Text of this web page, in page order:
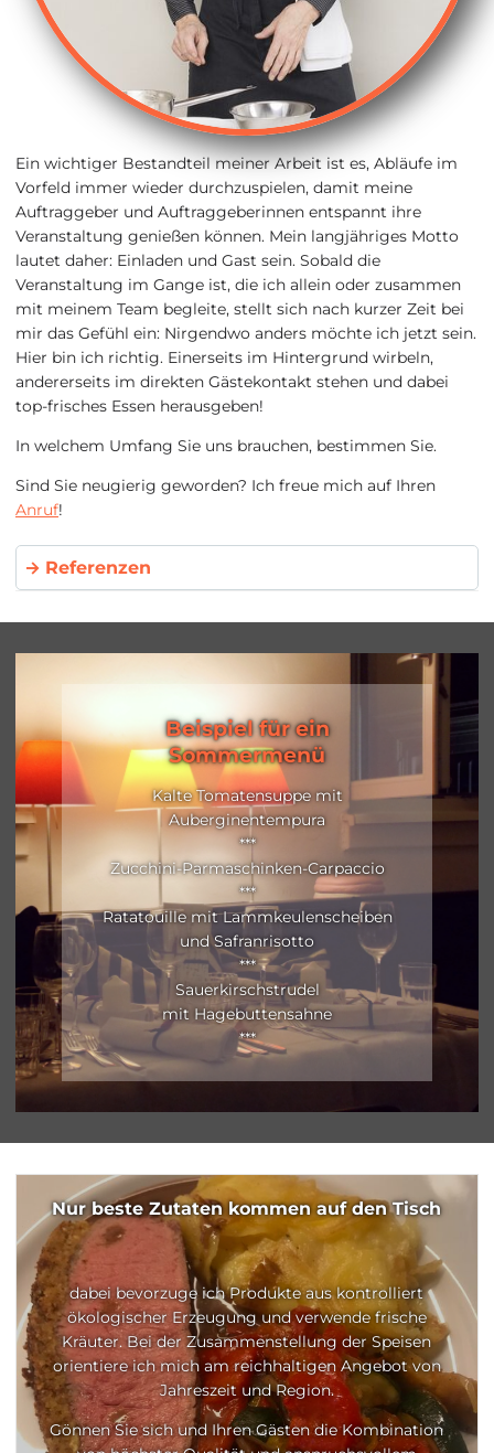
Ein wichtiger Bestandteil meiner Arbeit ist es, Abläufe im
Vorfeld immer wieder durchzuspielen, damit meine
Auftraggeber und Auftraggeberinnen entspannt ihre
Veranstaltung genießen können. Mein langjähriges Motto
lautet daher: Einladen und Gast sein. Sobald die
Veranstaltung im Gange ist, die ich allein oder zusammen
mit meinem Team begleite, stellt sich nach kurzer Zeit bei
mir das Gefühl ein: Nirgendwo anders möchte ich jetzt sein.
Hier bin ich richtig. Einerseits im Hintergrund wirbeln,
andererseits im direkten Gästekontakt stehen und dabei
top-frisches Essen herausgeben!
In welchem Umfang Sie uns brauchen, bestimmen Sie.
Sind Sie neugierig geworden? Ich freue mich auf Ihren
Anruf!
Referenzen
Beispiel für ein
Sommermenü
Kalte Tomatensuppe mit
Auberginentempura
***
Zucchini-Parmaschinken-Carpaccio
***
Ratatouille mit Lammkeulenscheiben
und Safranrisotto
***
Sauerkirschstrudel
mit Hagebuttensahne
***
Nur beste Zutaten kommen auf den Tisch
dabei bevorzuge ich Produkte aus kontrolliert
ökologischer Erzeugung und verwende frische
Kräuter. Bei der Zusammenstellung der Speisen
orientiere ich mich am reichhaltigen Angebot von
Jahreszeit und Region.
Gönnen Sie sich und Ihren Gästen die Kombination